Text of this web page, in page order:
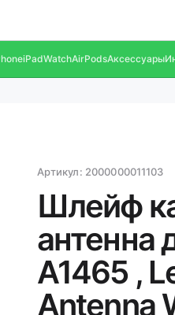
iPadWatchAirPodsАксессуары
Артикул: 2000000011103
Шлейф
антенна
A1465 ,
Antenna